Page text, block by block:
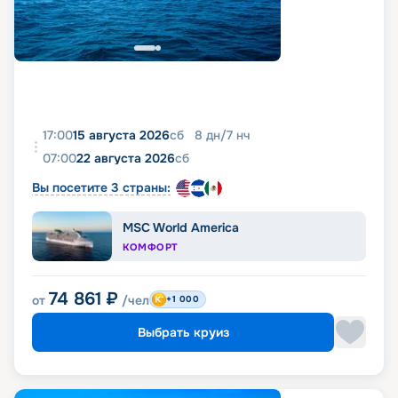
фото, реальные отзывы пассажиров, подробные
характеристики кают и палуб. Вся эта
информация доступна на этой же странице.
17:0015 августа 2026сб 8 дн/7 нч
07:0022 августа 2026сб
Вы посетите 3 страны:
MSC World America
КОМФОРТ
от 74 861 ₽ /чел +1 000
Выбрать круиз